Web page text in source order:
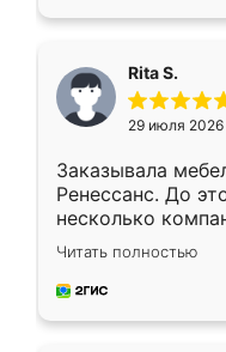
Rita S.
29 июля 2026
Заказывала
Ренессанс. До
несколько
эту. Сначала
приехал
и снял размеры.
Читать полностью